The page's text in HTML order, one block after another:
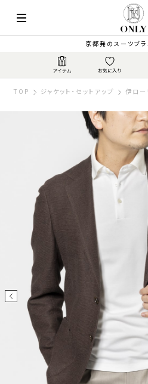
京都発のスーツブ
TOP ジャケット・セットアップ 伊ロー